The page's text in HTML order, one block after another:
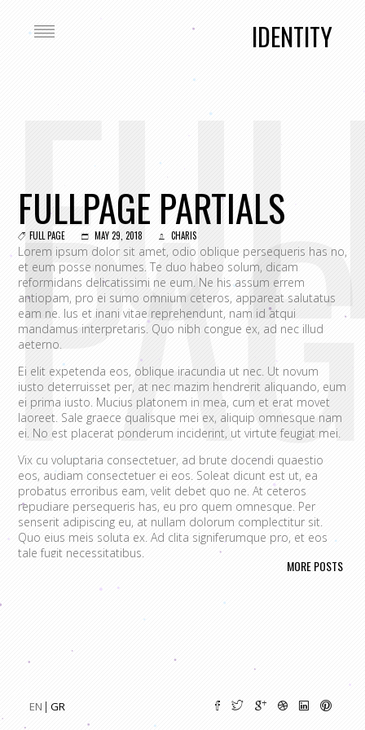
IDENTITY
EN GR
FULLPAGE PARTIALS
FULL PAGE MAY 29, 2018 CHARIS
Lorem ipsum dolor sit amet, odio oblique persequeris has no,
et eum posse nonumes. Te duo habeo solum, dicam
reformidans delicatissimi ne eum. Ne his assum errem
antiopam, pro ei sumo omnium ceteros, appareat salutatus
eam ne. Ius et inani vitae reprehendunt, nam id atqui
mandamus interpretaris. Quo nibh congue ex, ad nec illud
aeterno.
Ei elit expetenda eos, oblique iracundia ut nec. Ut novum
iusto deterruisset per, at nec mazim hendrerit aliquando, eum
ei prima iusto. Mucius platonem in mea, cum et erat movet
laoreet. Sale graece qualisque mei ex, aliquip omnesque nam
ei. No est placerat ponderum inciderint, ut virtute feugiat mei.
Vix cu voluptaria consectetuer, ad brute docendi quaestio
eos, audiam consectetuer ei eos. Soleat dicunt est ut, ea
probatus erroribus eam, velit debet quo ne. At ceteros
repudiare persequeris has, eu pro quem omnesque. Per
senserit adipiscing eu, at nullam dolorum complectitur sit.
Quo eius meis soluta ex. Ad clita signiferumque pro, et eos
tale fugit necessitatibus.
tacimates mea ut, ea vel adipisci convenire accusamus. Fugit
integre vel, nulla dissentias complectitur ne pri. Cu audire
habemus consequat has.
Cum an scripta tamquam, vix cibo
nullam placerat ne pri. Vix ea convenire iracundia abhorreant.
MORE POSTS